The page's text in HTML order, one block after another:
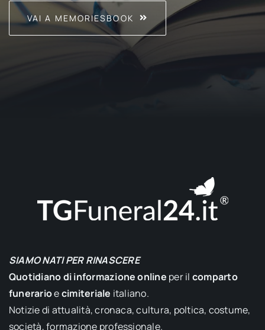
VAI A MEMORIESBOOK
SIAMO NATI PER RINASCERE
Quotidiano di informazione online per il comparto
funerarioecimiteriale italiano.
Notizie di attualità, cronaca, cultura, poltica, costume,
società, formazione professionale.